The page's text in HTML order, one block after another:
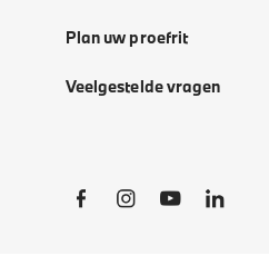
Plan uw proefrit
Veelgestelde vragen
Social Links